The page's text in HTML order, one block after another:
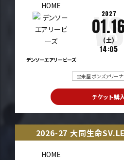
HOME
デンソーエアリービーズ
2027
(土)
14:05
宝来屋 ボンズアリー
チケット購入
2026-27 大同生命
HOME